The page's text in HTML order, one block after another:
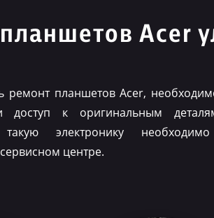
Acer
ремонт планшетов Acer,
доступ к оригинальным
такую электронику
центре.